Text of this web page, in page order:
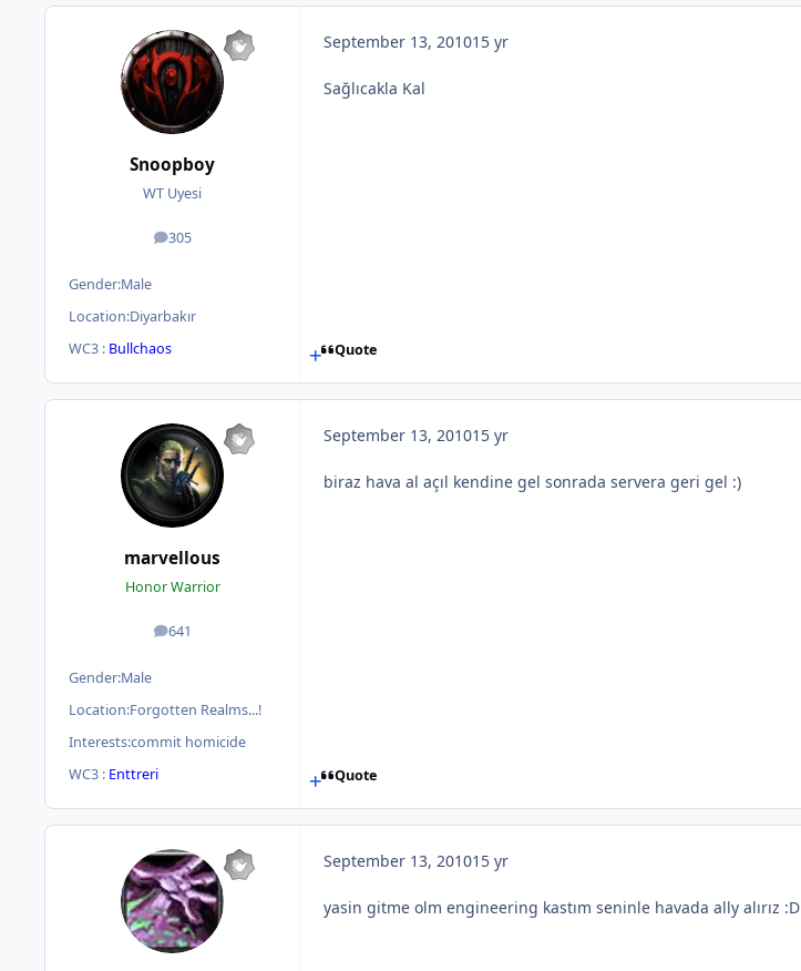
Snoopboy
WT Uyesi
305
posts
Gender:Male
Location:Diyarbakır
WC3 : Bullchaos
September 13, 201015 yr
Sağlıcakla Kal
Quote
marvellous
Honor Warrior
641
posts
Gender:Male
Location:Forgotten Realms...!
Interests:commit homicide
WC3 : Enttreri
September 13, 201015 yr
biraz hava al açıl kendine gel sonrada servera geri gel :)
Quote
September 13, 201015 yr
yasin gitme olm engineering kastım seninle havada ally alırız :D